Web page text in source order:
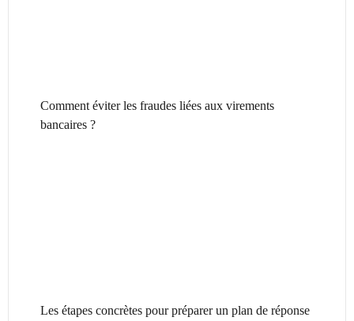
Comment éviter les fraudes liées aux virements
bancaires ?
Les étapes concrètes pour préparer un plan de réponse